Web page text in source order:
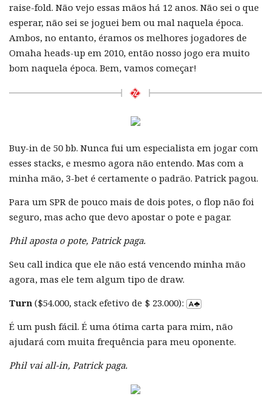
raise-fold. Não vejo essas mãos há 12 anos. Não sei o que
esperar, não sei se joguei bem ou mal naquela época.
Ambos, no entanto, éramos os melhores jogadores de
Omaha heads-up em 2010, então nosso jogo era muito
bom naquela época. Bem, vamos começar!
Buy-in de 50 bb. Nunca fui um especialista em jogar com
esses stacks, e mesmo agora não entendo. Mas com a
minha mão, 3-bet é certamente o padrão. Patrick pagou.
Para um SPR de pouco mais de dois potes, o flop não foi
seguro, mas acho que devo apostar o pote e pagar.
Phil aposta o pote, Patrick paga.
Seu call indica que ele não está vencendo minha mão
agora, mas ele tem algum tipo de draw.
Turn ($54.000, stack efetivo de $ 23.000):
É um push fácil. É uma ótima carta para mim, não
ajudará com muita frequência para meu oponente.
Phil vai all-in, Patrick paga.